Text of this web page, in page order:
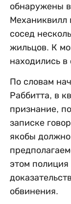
обнаружены
Механиквилл
сосед
жильцов. К
находились
По словам
Раббитта, в
признание,
записке
якобы
этом полиция
обвинения.